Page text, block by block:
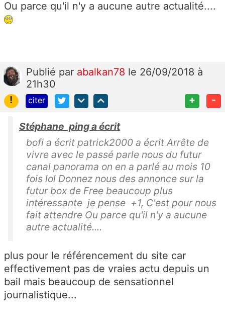
Ou parce qu'il n'y a aucune autre actualité....
Publié par abalkan78 le 26/09/2018 à
21h30
!
citer + -
Stéphane_ping a écrit
bofi a écrit patrick2000 a écrit Arrête de
vivre avec le passé parle nous du futur
canal panorama on en a parlé au mois 10
fois lol Donnez nous des annonce sur la
futur box de Free beaucoup plus
intéressante je pense +1, C'est pour nous
fait attendre Ou parce qu'il n'y a aucune
autre actualité....
plus pour le référencement du site car
effectivement pas de vraies actu depuis un
bail mais beaucoup de sensationnel
journalistique...